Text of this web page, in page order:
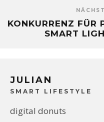
KONKURRENZ FÜR
SMART
JULIAN
SMART LIFESTYLE
digital donuts